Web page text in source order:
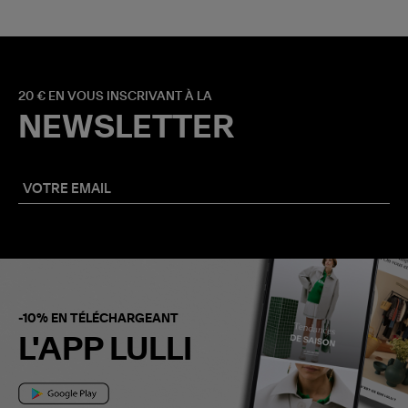
20 € EN VOUS INSCRIVANT À LA
NEWSLETTER
-10% EN TÉLÉCHARGEANT
L'APP LULLI